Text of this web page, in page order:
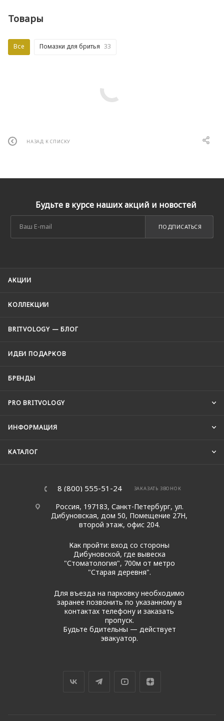
Товары
Все Помазки для бритья 33
НАЗАД К СПИСКУ
Будьте в курсе наших акций и новостей
ПОДПИСАТЬСЯ
АКЦИИ
КОЛЛЕКЦИИ
BRITVOLOGY — БЛОГ
ИДЕИ ПОДАРКОВ
БРЕНДЫ
PRO BRITVOLOGY
ИНФОРМАЦИЯ
КАТАЛОГ
8 (800) 555-51-24 ЗАКАЗАТЬ ЗВОНОК
Россия, 197183, Санкт-Петербург, ул.
Дибуновская, дом 50, Помещение 27Н,
второй этаж, офис 204.
Как пройти: вход со стороны
Дибуновской, где вывеска
"Стоматология", 700м от метро
"Старая деревня".
Для въезда на парковку необходимо
заранее позвонить по указанному в
контактах телефону и заказать
пропуск.
Будьте бдительны — действует
эвакуатор.